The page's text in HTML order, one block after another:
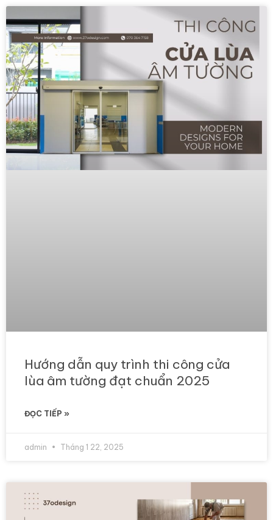
Hướng dẫn quy trình thi công cửa
lùa âm tường đạt chuẩn 2025
ĐỌC TIẾP »
admin Tháng 1 22, 2025